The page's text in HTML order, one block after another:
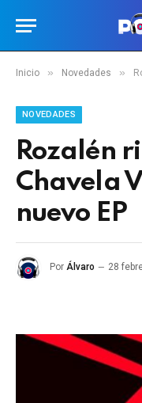
Inicio » Novedades »
NOVEDADES
Rozalén
Chavela
nuevo EP
Por Álvaro 28